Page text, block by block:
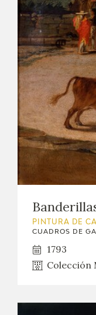
PINTURA DE
CUADROS DE
1793
Colección